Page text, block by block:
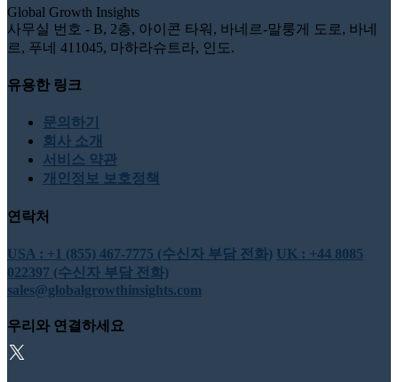
Global Growth Insights
사무실 번호 - B, 2층, 아이콘 타워, 바네르-말룽게 도로, 바네
르, 푸네 411045, 마하라슈트라, 인도.
유용한 링크
문의하기
회사 소개
서비스 약관
개인정보 보호정책
연락처
USA : +1 (855) 467-7775 (수신자 부담 전화) UK : +44 8085
022397 (수신자 부담 전화)
sales@globalgrowthinsights.com
우리와 연결하세요